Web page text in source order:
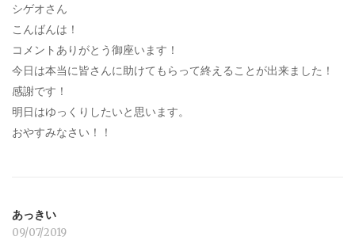
シゲオさん
こんばんは！
コメントありがとう御座います！
今日は本当に皆さんに助けてもらって終えることが出来ました！
感謝です！
明日はゆっくりしたいと思います。
おやすみなさい！！
あっきい
09/07/2019